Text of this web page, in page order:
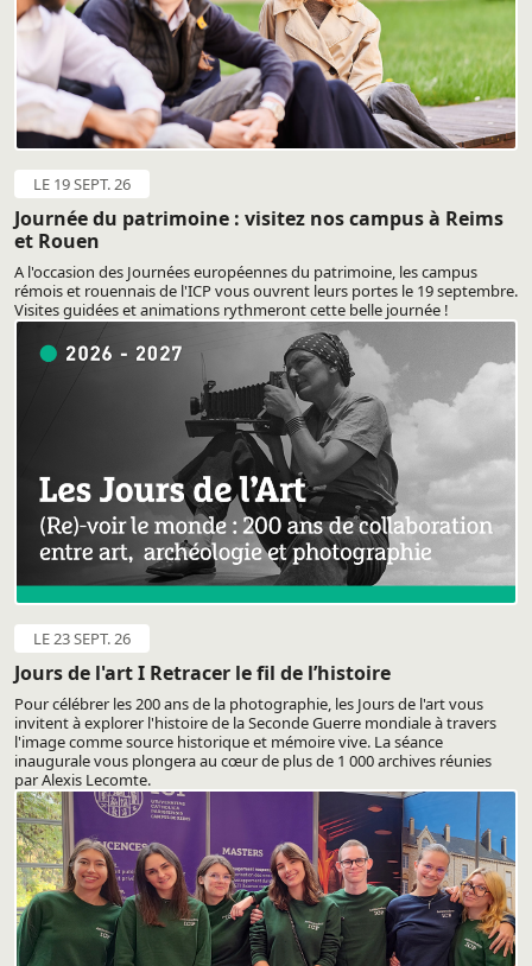
LE 19 SEPT. 26
Journée du patrimoine : visitez nos campus à Reims
et Rouen
A l'occasion des Journées européennes du patrimoine, les campus
rémois et rouennais de l'ICP vous ouvrent leurs portes le 19 septembre.
Visites guidées et animations rythmeront cette belle journée !
LE 23 SEPT. 26
Jours de l'art I Retracer le fil de l’histoire
Pour célébrer les 200 ans de la photographie, les Jours de l'art vous
invitent à explorer l'histoire de la Seconde Guerre mondiale à travers
l'image comme source historique et mémoire vive. La séance
inaugurale vous plongera au cœur de plus de 1 000 archives réunies
par Alexis Lecomte.